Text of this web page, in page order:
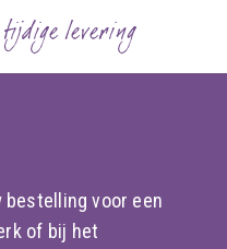
tijdige levering
bestelling voor een
of bij het